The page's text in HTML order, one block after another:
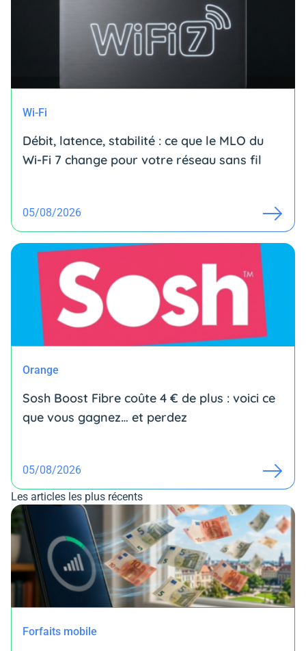
Wi-Fi
Débit, latence, stabilité : ce que le MLO du
Wi-Fi 7 change pour votre réseau sans fil
05/08/2026
Orange
Sosh Boost Fibre coûte 4 € de plus : voici ce
que vous gagnez… et perdez
05/08/2026
Les articles les plus récents
Forfaits mobile